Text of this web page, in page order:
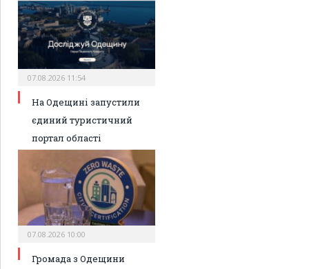
07.08.2026 11:54
На Одещині запустили
єдиний туристичний
портал області
07.08.2026 10:00
Громада з Одещини